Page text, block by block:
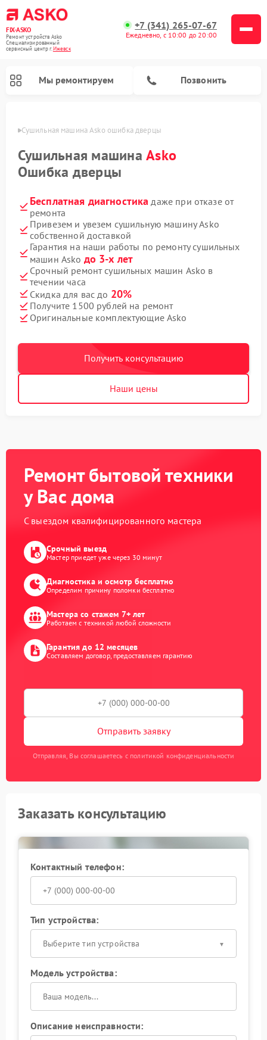
FIX-ASKO
Ремонт устройств Asko
Специализированный
cервисный центр г.Ижевск
+7 (341) 265-07-67
Ежедневно, с 10:00 до 20:00
Мы ремонтируем Позвонить
Сушильная машина Asko ошибка дверцы
Сушильная машинаAsko
Ошибка дверцы
Бесплатная диагностика даже при отказе от
ремонта
Привезем и увезем сушильную машину Asko
собственной доставкой
Гарантия на наши работы по ремонту сушильных
машин Asko до 3-х лет
Срочный ремонт сушильных машин Asko в
течении часа
Скидка для вас до 20%
Получите 1500 рублей на ремонт
Оригинальные комплектующие Asko
Получить консультацию
Наши цены
Ремонт бытовой техники
у Вас дома
С выездом квалифицированного мастера
Срочный выезд
Мастер приедет уже через 30 минут
Диагностика и осмотр бесплатно
Определим причину поломки бесплатно
Мастера со стажем 7+ лет
Работаем с техникой любой сложности
Гарантия до 12 месяцев
Составляем договор, предоставляем гарантию
Отправить заявку
Отправляя, Вы соглашаетесь с политикой конфиденциальности
Заказать консультацию
Контактный телефон:
Тип устройства:
Выберите тип устройства
Модель устройства:
Описание неисправности: